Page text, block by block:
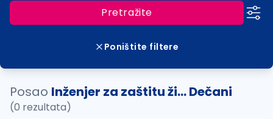
Pretražite
Poništite filtere
Posao Inženjer za zaštitu ži... Dečani
(0 rezultata)